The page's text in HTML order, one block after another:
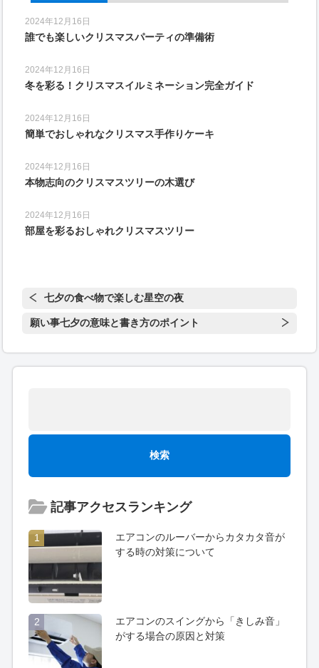
2024年12月16日
誰でも楽しいクリスマスパーティの準備術
2024年12月16日
冬を彩る！クリスマスイルミネーション完全ガイド
2024年12月16日
簡単でおしゃれなクリスマス手作りケーキ
2024年12月16日
本物志向のクリスマスツリーの木選び
2024年12月16日
部屋を彩るおしゃれクリスマスツリー
七夕の食べ物で楽しむ星空の夜
願い事七夕の意味と書き方のポイント
記事アクセスランキング
1
エアコンのルーバーからカタカタ音が
する時の対策について
2
エアコンのスイングから「きしみ音」
がする場合の原因と対策